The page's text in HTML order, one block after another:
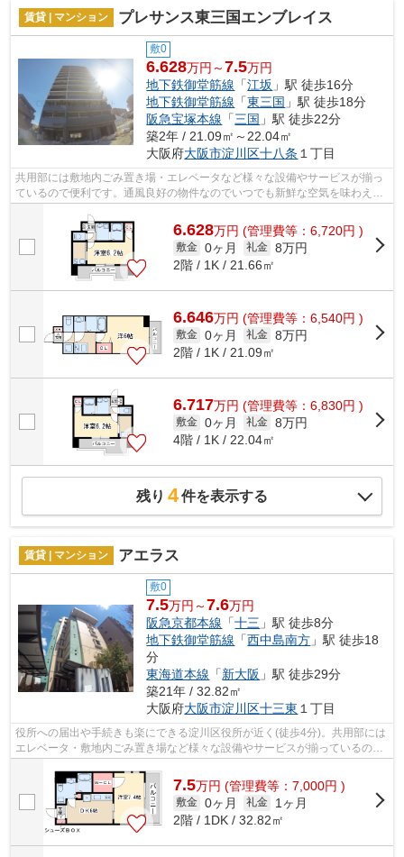
賃貸 | マンション プレサンス東三国エンブレイス
敷0
6.628万円～7.5万円
地下鉄御堂筋線 「江坂 」駅 徒歩16分
地下鉄御堂筋線 「東三国 」駅 徒歩18分
阪急宝塚本線 「三国 」駅 徒歩22分
築2年 / 21.09㎡～22.04㎡
大阪府大阪市淀川区十八条 １丁目
共用部には敷地内ごみ置き場・エレベータなど様々な設備やサービスが揃っ
ているので便利です。通風良好の物件なのでいつでも新鮮な空気を味わえま
6.628万円 (管理費等：6,720円 )
敷金 0ヶ月 礼金 8万円
2階 / 1K / 21.66㎡
6.646万円 (管理費等：6,540円 )
敷金 0ヶ月 礼金 8万円
2階 / 1K / 21.09㎡
6.717万円 (管理費等：6,830円 )
敷金 0ヶ月 礼金 8万円
4階 / 1K / 22.04㎡
残り 4件を表示する
賃貸 | マンション アエラス
敷0
7.5万円～7.6万円
阪急京都本線 「十三 」駅 徒歩8分
地下鉄御堂筋線 「西中島南方 」駅 徒歩18
分
東海道本線 「新大阪 」駅 徒歩29分
築21年 / 32.82㎡
大阪府大阪市淀川区十三東 １丁目
役所への届出や手続きも楽にできる淀川区役所が近く(徒歩4分)。共用部には
エレベータ・敷地内ごみ置き場など様々な設備やサービスが揃っているので
7.5万円 (管理費等：7,000円 )
敷金 0ヶ月 礼金
1ヶ月
2階 / 1DK / 32.82㎡